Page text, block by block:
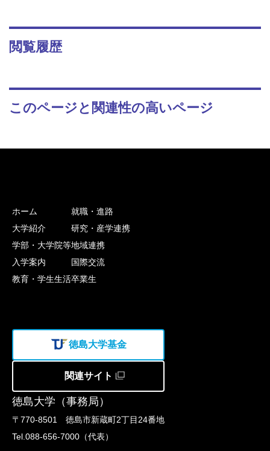
閲覧履歴
このページと関連性の高いページ
徳島大学（事務局）
〒770-8501 徳島市新蔵町2丁目24番地
Tel.088-656-7000（代表）
ホーム
大学紹介
学部・大学院等
入学案内
教育・学生生活
就職・進路
研究・産学連携
地域連携
国際交流
卒業生
徳島大学基金
関連サイト